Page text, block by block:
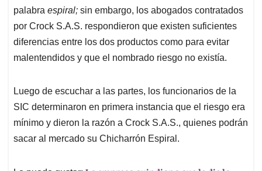
palabra espiral; sin embargo, los abogados contratados
por Crock S.A.S. respondieron que existen suficientes
diferencias entre los dos productos como para evitar
malentendidos y que el nombrado riesgo no existía.
Luego de escuchar a las partes, los funcionarios de la
SIC determinaron en primera instancia que el riesgo era
mínimo y dieron la razón a Crock S.A.S., quienes podrán
sacar al mercado su Chicharrón Espiral.